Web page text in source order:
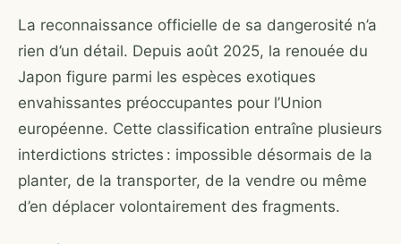
La reconnaissance officielle de sa dangerosité n’a
rien d’un détail. Depuis août 2025, la renouée du
Japon figure parmi les espèces exotiques
envahissantes préoccupantes pour l’Union
européenne. Cette classification entraîne plusieurs
interdictions strictes : impossible désormais de la
planter, de la transporter, de la vendre ou même
d’en déplacer volontairement des fragments.